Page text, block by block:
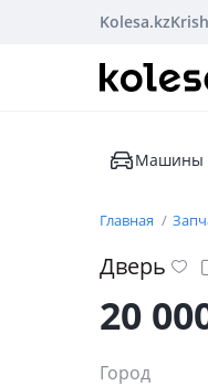
Kolesa.kz
Машины
Главная
Дверь
20
Город